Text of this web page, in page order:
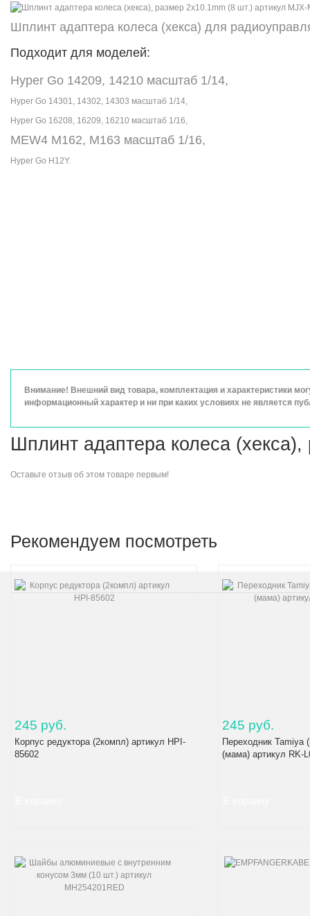
Шплинт адаптера колеса (хекса) для
Подходит для моделей:
Hyper Go 14209, 14210 масштаб 1/14,
Hyper Go 14301, 14302, 14303 масштаб 1/14,
Hyper Go 16208, 16209, 16210 масштаб 1/16,
MEW4 M162, M163 масштаб 1/16,
Hyper Go H12Y.
Внимание! Внешний вид товара, комплектация и характеристики
информационный характер и ни при каких условиях не является
Шплинт адаптера колеса
Оставьте отзыв об этом товаре первым!
Рекомендуем посмотреть
245 руб.
Корпус редуктора (2компл) артикул HPI-
85602
245 руб.
Переходник Tamiya
(мама) артикул RK-